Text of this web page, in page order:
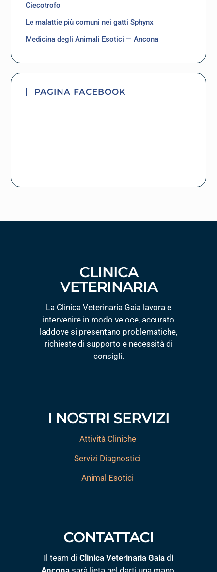
Ciecotrofo
Le malattie più comuni nei gatti Sphynx
Medicina degli Animali Esotici — Ancona
PAGINA FACEBOOK
CLINICA
VETERINARIA
La Clinica Veterinaria Gaia lavora e
intervenire in modo veloce, accurato
laddove si presentano problematiche,
richieste di supporto e necessità di
consigli.
I NOSTRI SERVIZI
Attività Cliniche
Servizi Diagnostici
Animal Esotici
CONTATTACI
Il team di Clinica Veterinaria Gaia di